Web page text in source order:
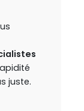
juste.